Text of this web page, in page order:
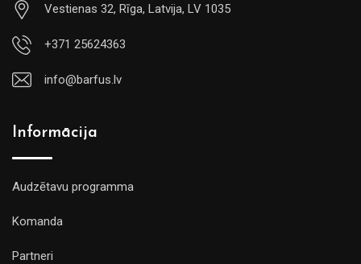
Vestienas 32, Rīga, Latvija, LV 1035
+371 25624363
info@barfus.lv
Informācija
Audzētavu programma
Komanda
Partneri